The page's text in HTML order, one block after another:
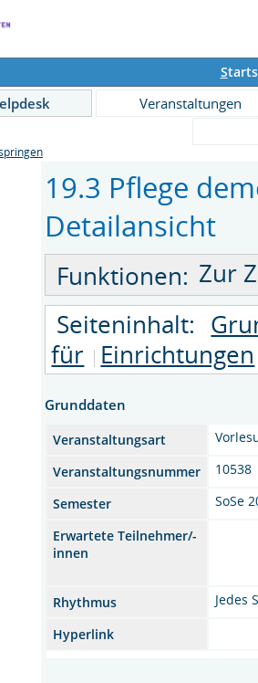
S
Veranstaltungen
19.3 Pflege
Detailansicht
Funktionen: Zur
Seiteninhalt:
für Einrichtungen
Grunddaten
Veranstaltungsart
Veranstaltungsnummer
10538
Semester
SoSe
Erwartete Teilnehmer/-
innen
Rhythmus
Jedes
Hyperlink